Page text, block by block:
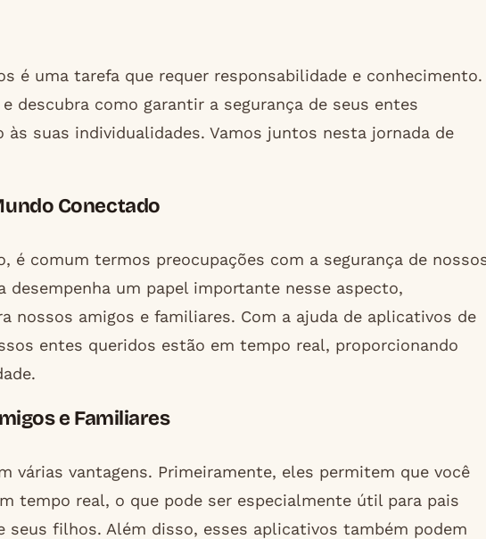
é uma tarefa que requer responsabilidade e conhecimento.
descubra como garantir a segurança de seus entes
suas individualidades. Vamos juntos nesta jornada de
Conectado
é comum termos preocupações com a segurança de
um papel importante nesse aspecto,
nossos amigos e familiares. Com a ajuda de aplicativos de
entes queridos estão em tempo real, proporcionando
e Familiares
várias vantagens. Primeiramente, eles permitem que você
tempo real, o que pode ser especialmente útil para pais
seus filhos. Além disso, esses aplicativos também podem